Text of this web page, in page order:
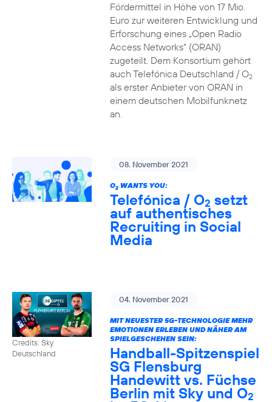
Fördermittel in Höhe von 17 Mio.
Euro zur weiteren Entwicklung und
Erforschung eines „Open Radio
Access Networks“ (ORAN)
zugeteilt. Dem Konsortium gehört
auch Telefónica Deutschland / O2
als erster Anbieter von ORAN in
einem deutschen Mobilfunknetz
an.
08. November 2021
O2WANTS YOU:
Telefónica / O2 setzt
auf authentisches
Recruiting in Social
Media
Credits: Sky
Deutschland
04. November 2021
MIT NEUESTER 5G-TECHNOLOGIE MEHR
EMOTIONEN ERLEBEN UND NÄHER AM
SPIELGESCHEHEN SEIN:
Handball-Spitzenspiel
SG Flensburg
Handewitt vs. Füchse
Berlin mit Sky und O2